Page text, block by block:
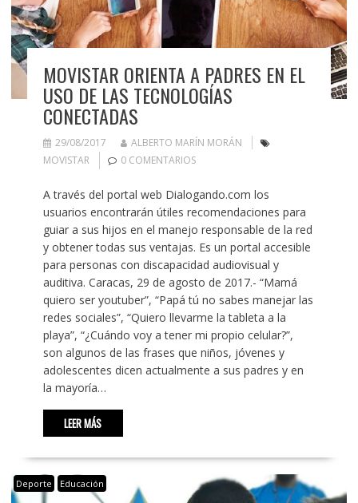
MOVISTAR ORIENTA A PADRES EN EL
USO DE LAS TECNOLOGÍAS
CONECTADAS
29/08/2017
ALBERTO MARÍN MORÁN
MOVISTAR
0 COMENTARIOS
A través del portal web Dialogando.com los
usuarios encontrarán útiles recomendaciones para
guiar a sus hijos en el manejo responsable de la red
y obtener todas sus ventajas. Es un portal accesible
para personas con discapacidad audiovisual y
auditiva. Caracas, 29 de agosto de 2017.- “Mamá
quiero ser youtuber”, “Papá tú no sabes manejar las
redes sociales”, “Quiero llevarme la tableta a la
playa”, “¿Cuándo voy a tener mi propio celular?”,
son algunos de las frases que niños, jóvenes y
adolescentes dicen actualmente a sus padres y en
la mayoría…
LEER MÁS
Deporte Educación